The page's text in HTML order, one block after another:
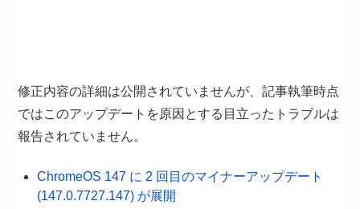
修正内容の詳細は公開されていませんが、記事執筆時点
ではこのアップデートを原因とする目立ったトラブルは
報告されていません。
ChromeOS 147 に 2 回目のマイナーアップデート
(147.0.7727.147) が展開